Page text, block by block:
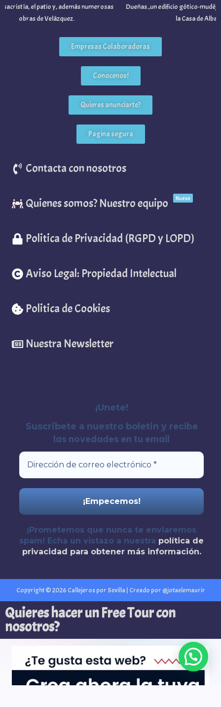
Dueñas.,un edificio gótico-
la Casa de Alba.
el patio y, además numerosas
obras de Velázquez.
Empresas Colaboradoras
Conocenos!
Quieres anunciarte?
Pagina segura
Contacta con nosotros
Quienes somos? Nuestro equipo Nuevo
Politica de Privacidad (RGPD y LOPD)
Aviso Legal: Propiedad Intelectual
Politica de Cookies
Nuestra Newsletter
¡Unete!
Suscribete a nuestro boletin y recibe
las novedades en tu email
¡Prometemos que nunca te enviaremos
spam! Echa un vistazo a nuestra política de
privacidad para obtener más información.
Copyright © 2026 Callejeros por Sevilla | Creado por @jotaelemaurir
Quieres hacer un Free Tour con
nosotros?